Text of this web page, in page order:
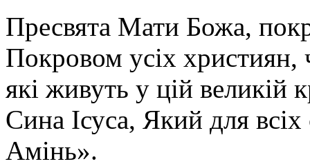
Пресвята Мати Божа,
Покровом усіх християн,
які живуть у цій великій
Сина Ісуса, Який для
Амінь».